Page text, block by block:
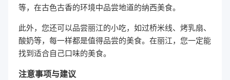
等，在古色古香的环境中品尝地道的纳西美食。
此外，您还可以品尝丽江的小吃，如过桥米线、烤乳扇、
酸奶等，每一样都是值得品尝的美食。在丽江，您一定能
找到适合自己口味的美食。
注意事项与建议